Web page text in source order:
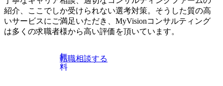
ネスレベルの方 ※日本語が母国語でない方は日本語能力
試験N1またはそれ相当の上級レベルの日本語力(会話・読解
力)
紹介、ここでしか受けられない選考対策。そうした質の高
いサービスにご満足いただき、MyVisionコンサルティング
は多くの求職者様から高い評価を頂いています。
無
料
転職相談する